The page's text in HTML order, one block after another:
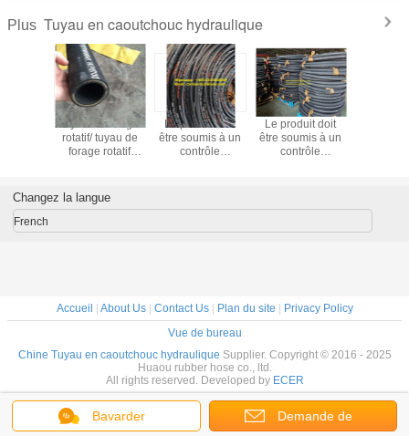
Plus Tuyau en caoutchouc hydraulique
d'un
de
contre
y
tuyau de forage
rotatif/ tuyau de
forage rotatif
Le produit doit
être soumis à un
contrôle
Le produit doit
être soumis à un
contrôle
Bavarder Demande de
Changez la langue
French
Accueil About Us| Contact Us| Plan du site
Privacy Policy
Vue de bureau
Chine Tuyau en caoutchouc hydraulique Supplier. Copyright © 2016 - 2025
Huaou rubber hose co., ltd.
All rights reserved. Developed by ECER